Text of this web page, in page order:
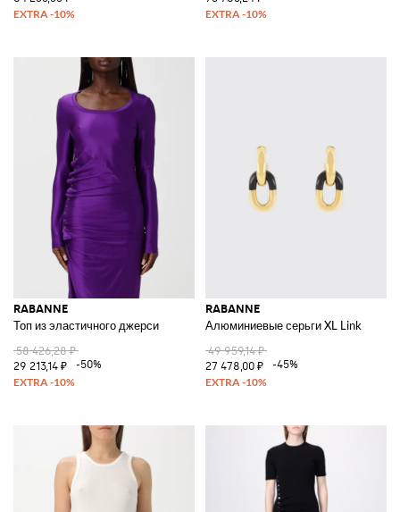
RABANNE
Топ из эластичного джерси
58 426,28 ₽
29 213,14 ₽
-50%
RABANNE
Алюминиевые серьги XL Link
49 959,14 ₽
27 478,00 ₽
-45%